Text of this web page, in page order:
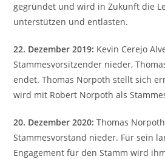
gegründet und wird in Zukunft die
unterstützen und entlasten.
22. Dezember 2019: Kevin Cerejo
Stammesvorsitzender nieder,
endet. Thomas Norpoth stellt sich
wird mit Robert Norpoth als
20. Dezember 2020: Thomas
Stammesvorstand nieder. Für sein
Engagement für den Stamm wird